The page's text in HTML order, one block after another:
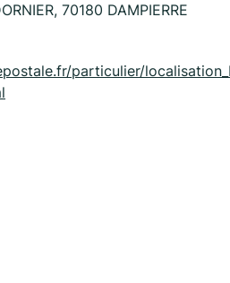
70180 DAMPIERRE
particulier/